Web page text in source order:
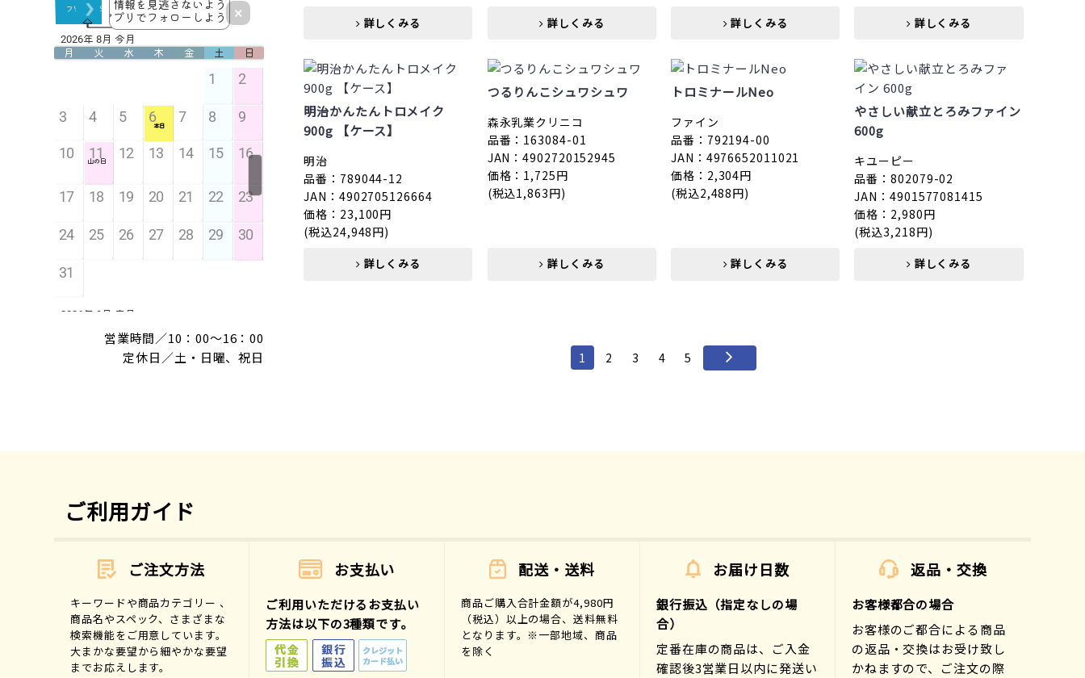
詳しくみる 詳しくみる 詳しくみる 詳しくみる
明治かんたんトロメイク
900g 【ケース】
明治
品番：789044-12
JAN：4902705126664
価格：23,100円
(税込24,948円)
詳しくみる
つるりんこシュワシュワ
森永乳業クリニコ
品番：163084-01
JAN：4902720152945
価格：1,725円
(税込1,863円)
詳しくみる
トロミナールNeo
ファイン
品番：792194-00
JAN：4976652011021
価格：2,304円
(税込2,488円)
詳しくみる
やさしい献立とろみファイン
600g
キユーピー
品番：802079-02
JAN：4901577081415
価格：2,980円
(税込3,218円)
詳しくみる
1 2 3 4 5
営業時間／10：00～16：00
定休日／土・日曜、祝日
ご利用ガイド
ご注文方法
キーワードや商品カテゴリー 、
商品名やスペック、さまざまな
検索機能をご用意しています。
大まかな要望から細やかな要望
までお応えします。
お支払い
ご利用いただけるお支払い
方法は以下の3種類です。
配送・送料
商品ご購入合計金額が4,980円
（税込）以上の場合、送料無料
となります。※一部地域、商品
を除く
お届け日数
銀行振込（指定なしの場
合）
定番在庫の商品は、ご入金
確認後3営業日以内に発送い
返品・交換
お客様都合の場合
お客様のご都合による商品
の返品・交換はお受け致し
かねますので、ご注文の際